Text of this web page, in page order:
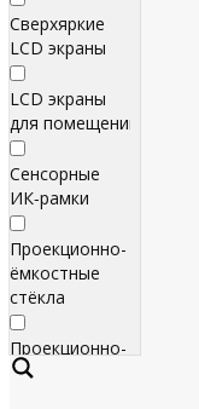
Сверхяркие
LCD экраны
LCD экраны
для помещений
Сенсорные
ИК‑рамки
Проекционно-
ёмкостные
стёкла
Проекционно-
ёмкостные